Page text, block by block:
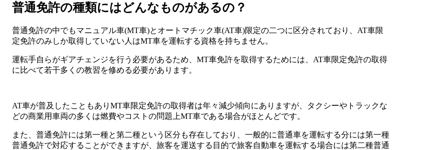
普通免許の種類にはどんなものがあるの？
普通免許の中でもマニュアル車(MT車)とオートマチック車(AT車)限定の二つに区分されており、AT車限
定免許のみしか取得していない人はMT車を運転する資格を持ちません。
運転手自らがギアチェンジを行う必要があるため、MT車免許を取得するためには、AT車限定免許の取得
に比べて若干多くの教習を修める必要があります。
AT車が普及したこともありMT車限定免許の取得者は年々減少傾向にありますが、タクシーやトラックな
どの商業用車両の多くは燃費やコストの問題上MT車である場合がほとんどです。
また、普通免許には第一種と第二種という区分も存在しており、一般的に普通車を運転する分には第一種
普通免許で対応することができますが、旅客を運送する目的で旅客自動車を運転する場合には第二種普通